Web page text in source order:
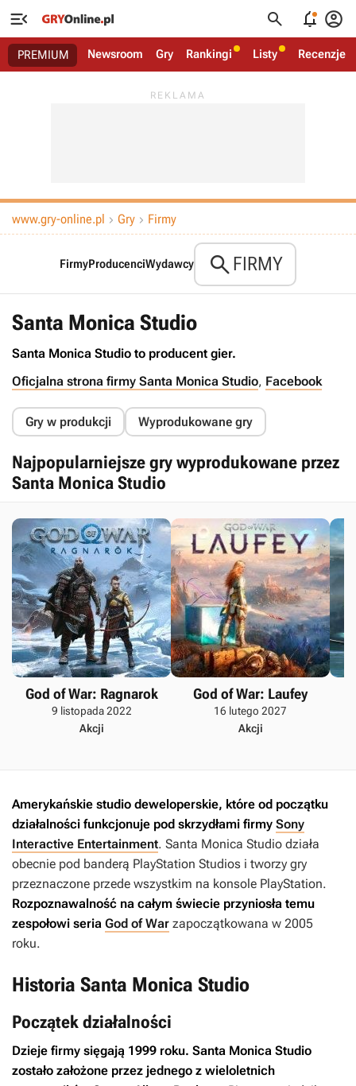
   
PREMIUM Newsroom Gry Rankingi Listy Recenzje
www.gry-online.pl  Gry  Firmy
FirmyProducenciWydawcy FIRMY
Santa Monica Studio
Santa Monica Studio to producent gier.
Oficjalna strona firmy Santa Monica Studio, Facebook
Gry w produkcji Wyprodukowane gry
Najpopularniejsze gry wyprodukowane przez
Santa Monica Studio
God of War: Ragnarok
9 listopada 2022
Akcji
God of War: Laufey
16 lutego 2027
Akcji
Amerykańskie studio deweloperskie, które od początku
działalności funkcjonuje pod skrzydłami firmy Sony
Interactive Entertainment. Santa Monica Studio działa
obecnie pod banderą PlayStation Studios i tworzy gry
przeznaczone przede wszystkim na konsole PlayStation.
Rozpoznawalność na całym świecie przyniosła temu
zespołowi seria God of War zapoczątkowana w 2005
roku.
Historia Santa Monica Studio
Początek działalności
Dzieje firmy sięgają 1999 roku. Santa Monica Studio
zostało założone przez jednego z wieloletnich